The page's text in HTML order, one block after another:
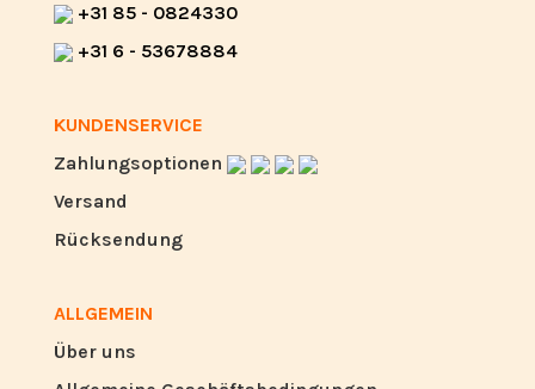
+31 85 - 0824330
+31 6 - 53678884
KUNDENSERVICE
Zahlungsoptionen
Versand
Rücksendung
ALLGEMEIN
Über uns